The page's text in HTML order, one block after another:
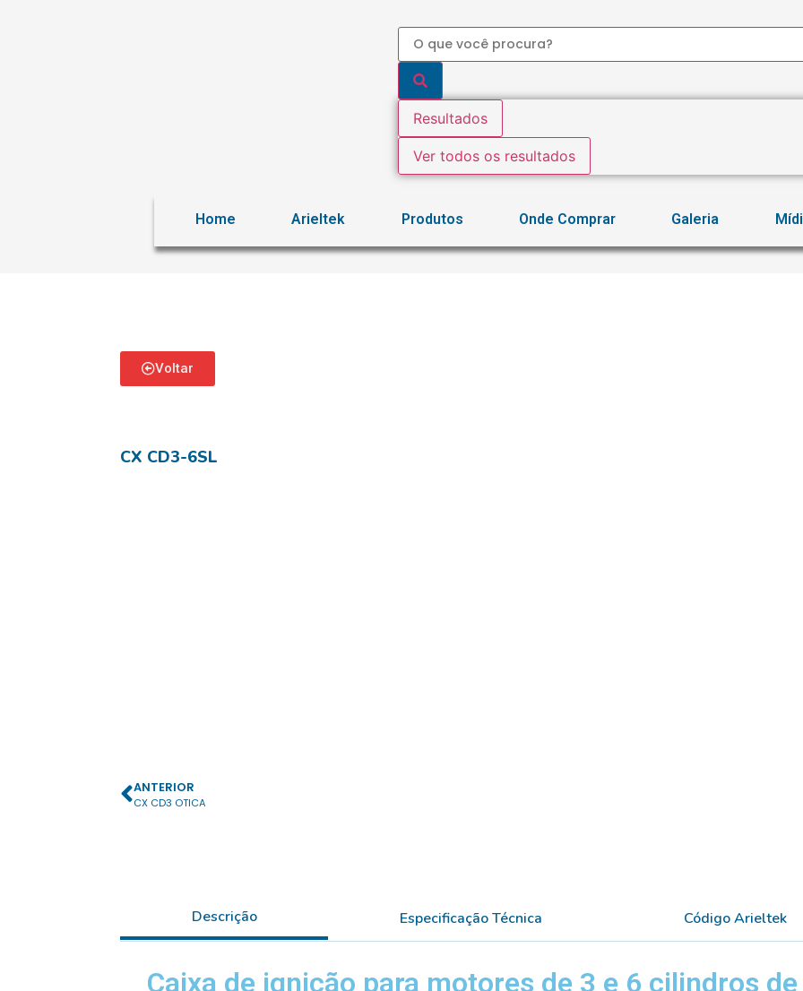
Resultados
Ver todos os resultados
Home Arieltek Produtos Onde Comprar Galeria
Voltar
CX CD3-6SL
ANTERIOR
CX CD3 OTICA
Descrição Especificação Técnica Código Arieltek
Caixa de ignição para motores de 3 e 6 cilindros de